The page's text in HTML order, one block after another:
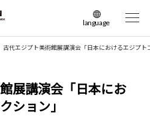
language
日本語
繁体中文
古代エジプト美術館展講演会「日本におけるエジプト
展講演会「日本にお
ション」